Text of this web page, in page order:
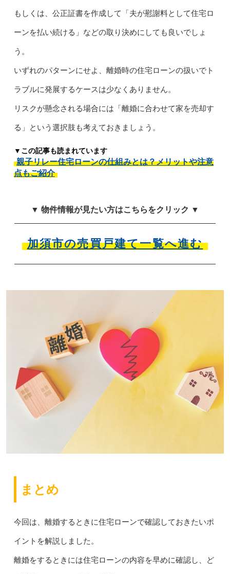
もしくは、公正証書を作成して「夫が慰謝料として住宅ロ
ーンを払い続ける」などの取り決めにしても良いでしょ
う。
いずれのパターンにせよ、離婚時の住宅ローンの扱いでト
ラブルに発展するケースは少なくありません。
リスクが懸念される場合には「離婚に合わせて家を売却す
る」という選択肢も考えておきましょう。
▼この記事も読まれています
親子リレー住宅ローンの仕組みとは？メリットや注意
点もご紹介
▼ 物件情報が見たい方はこちらをクリック ▼
加須市の売買戸建て一覧へ進む
まとめ
今回は、離婚するときに住宅ローンで確認しておきたいポ
イントを解説しました。
離婚をするときには住宅ローンの内容を早めに確認し、ど